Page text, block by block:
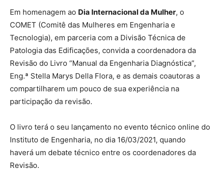
Em homenagem ao Dia Internacional da Mulher, o
COMET (Comitê das Mulheres em Engenharia e
Tecnologia), em parceria com a Divisão Técnica de
Patologia das Edificações, convida a coordenadora da
Revisão do Livro “Manual da Engenharia Diagnóstica”,
Eng.ª Stella Marys Della Flora, e as demais coautoras a
compartilharem um pouco de sua experiência na
participação da revisão.
O livro terá o seu lançamento no evento técnico online do
Instituto de Engenharia, no dia 16/03/2021, quando
haverá um debate técnico entre os coordenadores da
Revisão.